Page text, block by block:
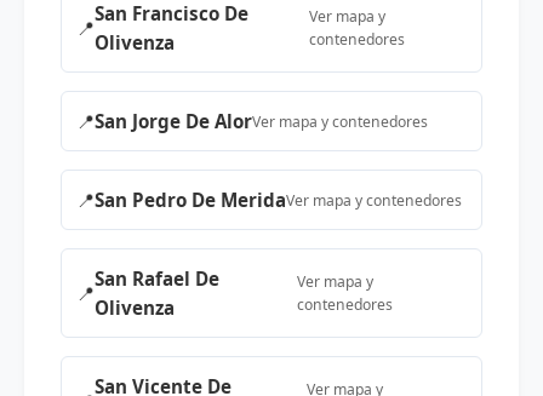
📍
San Francisco De
Olivenza
Ver mapa y
contenedores
📍San Jorge De AlorVer mapa y contenedores
📍San Pedro De MeridaVer mapa y contenedores
📍
San Rafael De
Olivenza
Ver mapa y
contenedores
San Vicente De Ver mapa y